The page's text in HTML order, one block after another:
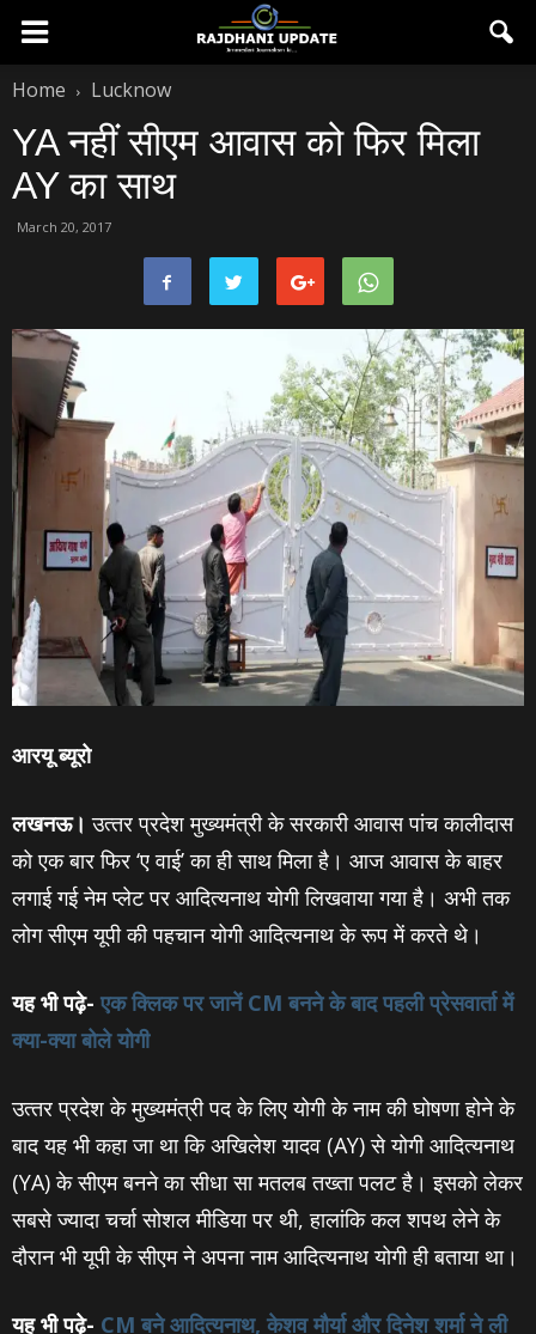
Home Lucknow
YA नहीं सीएम आवास को फिर मिला
AY का साथ
March 20, 2017
आरयू ब्‍यूरो
लखनऊ। उत्‍तर प्रदेश मुख्‍यमंत्री के सरकारी आवास पांच कालीदास
को एक बार फिर ‘ए वाई’ का ही साथ मिला है। आज आवास के बाहर
लगाई गई नेम प्‍लेट पर आदित्‍यनाथ योगी लिखवाया गया है। अभी तक
लोग सीएम यूपी की पहचान योगी आदित्‍यनाथ के रूप में करते थे।
यह भी पढ़े- एक क्लिक पर जानें CM बनने के बाद पहली प्रेसवार्ता में
क्‍या-क्‍या बोले योगी
उत्‍तर प्रदेश के मुख्‍यमंत्री पद के लिए योगी के नाम की घोषणा होने के
बाद यह भी कहा जा था कि अखिलेश यादव (AY) से योगी आदित्‍यनाथ
(YA) के सीएम बनने का सीधा सा मतलब तख्‍ता पलट है। इसको लेकर
सबसे ज्‍यादा चर्चा सोशल मीडिया पर थी, हालांकि कल शपथ लेने के
दौरान भी यूपी के सीएम ने अपना नाम आदित्‍यनाथ योगी ही बताया था।
यह भी पढ़े- CM बने आदित्‍यनाथ, केशव मौर्या और दिनेश शर्मा ने ली